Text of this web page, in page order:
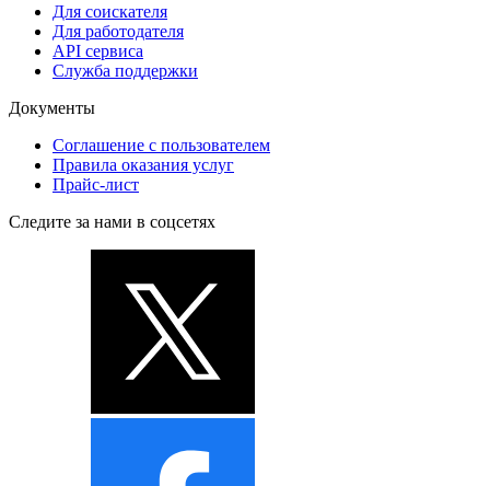
Для соискателя
Для работодателя
API сервиса
Служба поддержки
Документы
Соглашение с пользователем
Правила оказания услуг
Прайс-лист
Следите за нами в соцсетях